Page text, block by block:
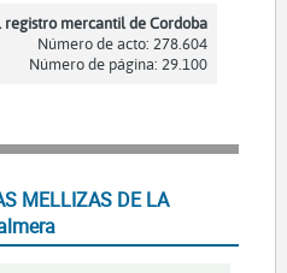
registro mercantil de Cordoba
Número de acto: 278.604
Número de página: 29.100
MELLIZAS DE LA